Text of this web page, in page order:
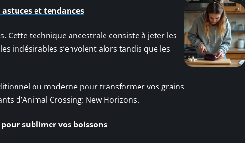
astuces et tendances
Cette technique ancestrale consiste à jeter les
indésirables s’envolent alors tandis que les
ou moderne pour transformer vos grains
d’Animal Crossing: New Horizons.
sublimer vos boissons